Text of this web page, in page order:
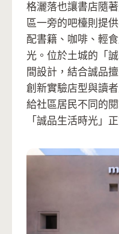
格灑落也讓書店隨
區一旁的吧檯則提
配書籍、咖啡、輕
光。位於土城的「
間設計，結合誠品
創新實驗店型與讀
給社區居民不同的
「誠品生活時光」